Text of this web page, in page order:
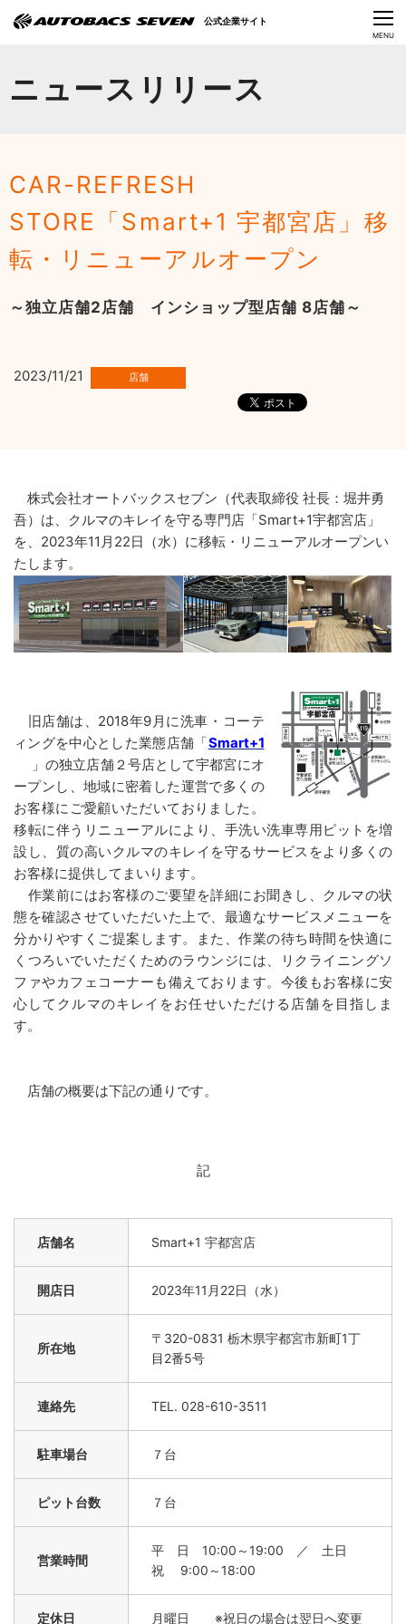
CLOSE
MENU
ニュースリリース
CAR-REFRESH
STORE「Smart+1 宇都宮店」移
転・リニューアルオープン
～独立店舗2店舗 インショップ型店舗 8店舗～
2023/11/21
株式会社オートバックスセブン（代表取締役 社長：堀井勇
吾）は、クルマのキレイを守る専門店「Smart+1宇都宮店」
を、2023年11月22日（水）に移転・リニューアルオープンい
たします。
旧店舗は、2018年9月に洗車・コーテ
ィングを中心とした業態店舗「Smart+1
」の独立店舗２号店として宇都宮にオ
ープンし、地域に密着した運営で多くの
お客様にご愛顧いただいておりました。
移転に伴うリニューアルにより、手洗い洗車専用ピットを増
設し、質の高いクルマのキレイを守るサービスをより多くの
お客様に提供してまいります。
作業前にはお客様のご要望を詳細にお聞きし、クルマの状
態を確認させていただいた上で、最適なサービスメニューを
分かりやすくご提案します。また、作業の待ち時間を快適に
くつろいでいただくためのラウンジには、リクライニングソ
ファやカフェコーナーも備えております。今後もお客様に安
心してクルマのキレイをお任せいただける店舗を目指しま
す。
店舗の概要は下記の通りです。
記
店舗名 Smart+1 宇都宮店
開店日 2023年11月22日（水）
所在地
〒320-0831 栃木県宇都宮市新町1丁
目2番5号
連絡先 TEL. 028-610-3511
駐車場台 ７台
ピット台数 ７台
営業時間
平 日 10:00～19:00 ／ 土日
祝 9:00～18:00
定休日 月曜日 ※祝日の場合は翌日へ変更
公式企業サイト
サステナビリティ
Language